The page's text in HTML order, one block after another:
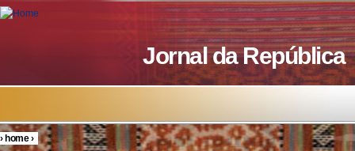
Skip to main content
Jornal da República
You are here
›home›